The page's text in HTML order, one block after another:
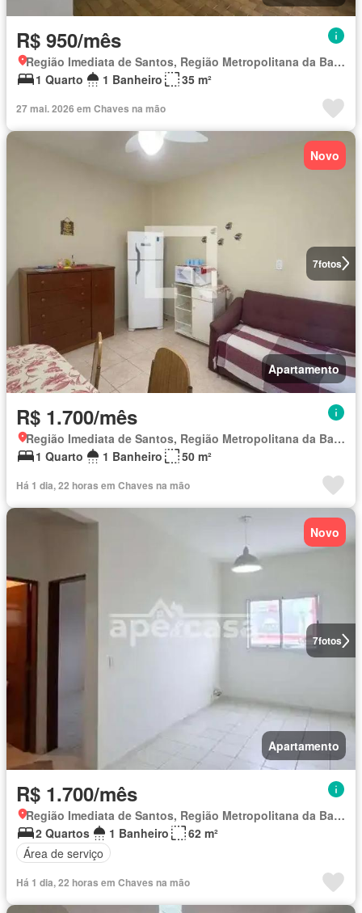
R$ 950/mês
Região Imediata de Santos, Região Metropolitana da Baixada Santista
1 Quarto
1 Banheiro 35 m²
27 mai. 2026 em Chaves na mão
7fotos
Novo
Apartamento
R$ 1.700/mês
Região Imediata de Santos, Região Metropolitana da Baixada Santista
1 Quarto
1 Banheiro 50 m²
Há 1 dia, 22 horas em Chaves na mão
7fotos
Novo
Apartamento
R$ 1.700/mês
Região Imediata de Santos, Região Metropolitana da Baixada Santista
2 Quartos
1 Banheiro
62 m²
Área de serviço
Há 1 dia, 22 horas em Chaves na mão